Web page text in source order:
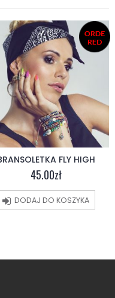
FLY HIGH
45.00zł
DODAJ DO KOSZYKA